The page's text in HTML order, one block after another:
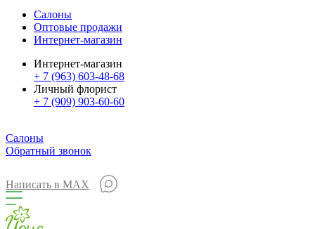
Салоны
Оптовые продажи
Интернет-магазин
Интернет-магазин
+ 7 (963) 603-48-68
Личный флорист
+ 7 (909) 903-60-60
Салоны
Обратный звонок
Написать в MAX